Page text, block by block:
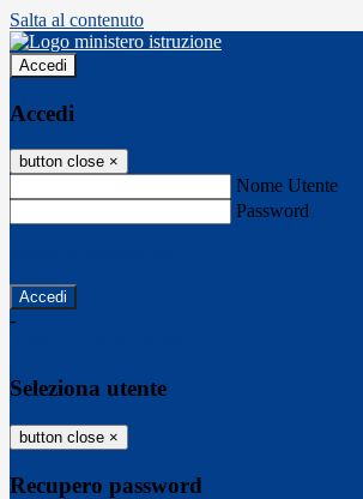
Salta al contenuto
Accedi
Accedi
button close ×
Nome Utente
Password
-
Seleziona utente
button close ×
Recupero password